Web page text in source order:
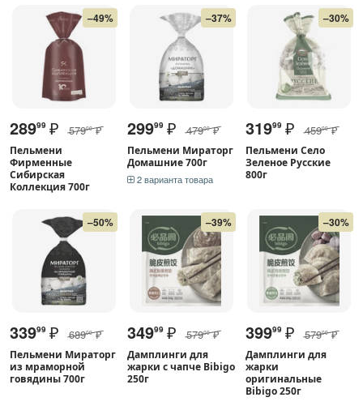
–49%
28999 ₽ 57900 ₽
Пельмени
Фирменные
Сибирская
Коллекция 700г
–37%
29999 ₽ 47900 ₽
Пельмени Мираторг
Домашние 700г
2 варианта товара
–30%
31999 ₽ 45900 ₽
Пельмени Село
Зеленое Русские
800г
–50%
33999 ₽ 68900 ₽
Пельмени Мираторг
из мраморной
говядины 700г
–39%
34999 ₽ 57900 ₽
Дамплинги для
жарки с чапче Bibigo
250г
–30%
39999 ₽ 57900 ₽
Дамплинги для
жарки
оригинальные
Bibigo 250г